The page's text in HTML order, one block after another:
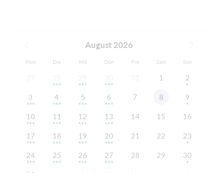
August 2026
Mon Die Mit Don Fre Sam Son
1 2
3 4 5 6 7 8 9
10 11 12 13 14 15 16
17 18 19 20 21 22 23
24 25 26 27 28 29 30